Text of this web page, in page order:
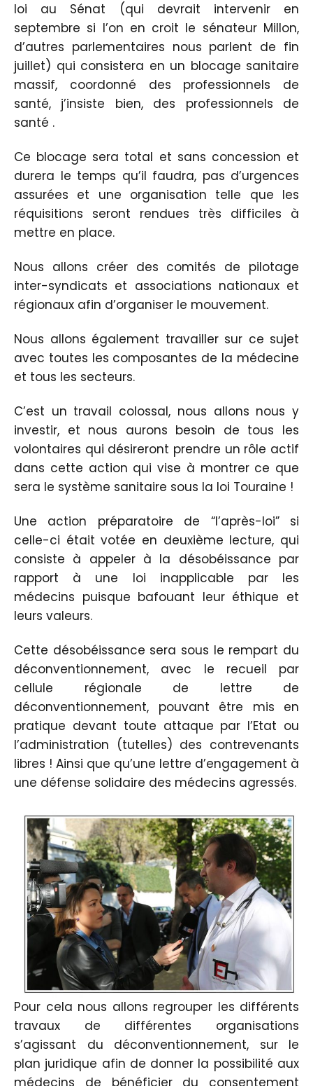
loi au Sénat (qui devrait intervenir en
septembre si l’on en croit le sénateur Millon,
d’autres parlementaires nous parlent de fin
juillet) qui consistera en un blocage sanitaire
massif, coordonné des professionnels de
santé, j’insiste bien, des professionnels de
santé .
Ce blocage sera total et sans concession et
durera le temps qu’il faudra, pas d’urgences
assurées et une organisation telle que les
réquisitions seront rendues très difficiles à
mettre en place.
Nous allons créer des comités de pilotage
inter-syndicats et associations nationaux et
régionaux afin d’organiser le mouvement.
Nous allons également travailler sur ce sujet
avec toutes les composantes de la médecine
et tous les secteurs.
C’est un travail colossal, nous allons nous y
investir, et nous aurons besoin de tous les
volontaires qui désireront prendre un rôle actif
dans cette action qui vise à montrer ce que
sera le système sanitaire sous la loi Touraine !
Une action préparatoire de “l’après-loi” si
celle-ci était votée en deuxième lecture, qui
consiste à appeler à la désobéissance par
rapport à une loi inapplicable par les
médecins puisque bafouant leur éthique et
leurs valeurs.
Cette désobéissance sera sous le rempart du
déconventionnement, avec le recueil par
cellule régionale de lettre de
déconventionnement, pouvant être mis en
pratique devant toute attaque par l’Etat ou
l’administration (tutelles) des contrevenants
libres ! Ainsi que qu’une lettre d’engagement à
une défense solidaire des médecins agressés.
Pour cela nous allons regrouper les différents
travaux de différentes organisations
s’agissant du déconventionnement, sur le
plan juridique afin de donner la possibilité aux
médecins de bénéficier du consentement